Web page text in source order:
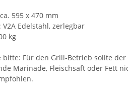
595 x 470 mm
Edelstahl, zerlegbar
kg
bitte: Für den Grill-Betrieb sollte
Marinade, Fleischsaft oder Fett